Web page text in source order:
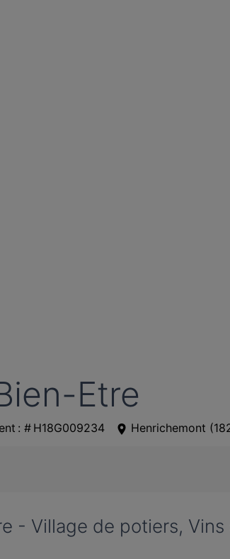
Etre
: # H18G009234 Henrichemont (
- Village de potiers,